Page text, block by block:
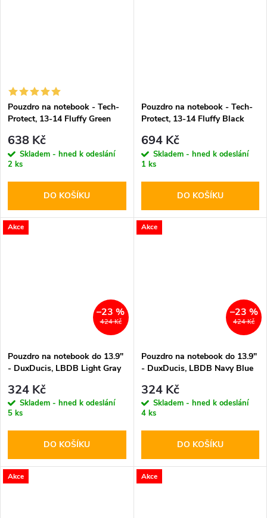
Pouzdro na notebook - Tech-
Protect, 13-14 Fluffy Green
638 Kč
Skladem - hned k odeslání
2 ks
DO KOŠÍKU
Pouzdro na notebook - Tech-
Protect, 13-14 Fluffy Black
694 Kč
Skladem - hned k odeslání
1 ks
DO KOŠÍKU
Akce
424 Kč
–23 %
Pouzdro na notebook do 13.9"
- DuxDucis, LBDB Light Gray
324 Kč
Skladem - hned k odeslání
5 ks
DO KOŠÍKU
Akce
424 Kč
–23 %
Pouzdro na notebook do 13.9"
- DuxDucis, LBDB Navy Blue
324 Kč
Skladem - hned k odeslání
4 ks
DO KOŠÍKU
Akce Akce